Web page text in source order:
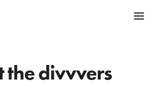
the divvvers